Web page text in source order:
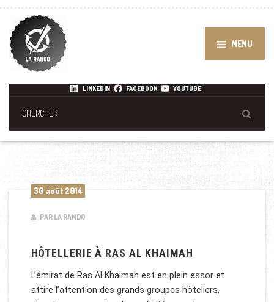
MENU
LINKEDIN FACEBOOK YOUTUBE
30 août 2014
PAR LA RANDO
HÔTELLERIE À RAS AL KHAIMAH
L’émirat de Ras Al Khaimah est en plein essor et
attire l’attention des grands groupes hôteliers,